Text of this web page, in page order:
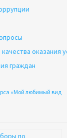
оказания
граждан
«Мой любимый вид